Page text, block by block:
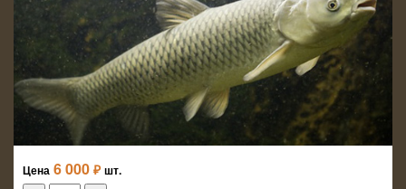
Цена 6 000 ₽ шт.